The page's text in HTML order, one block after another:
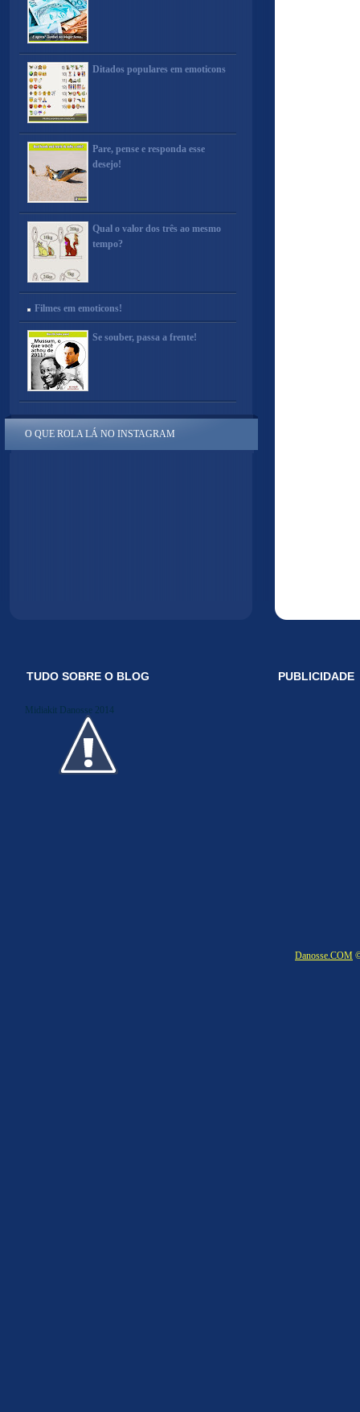
Ditados populares em emoticons
Pare, pense e responda esse
desejo!
Qual o valor dos três ao mesmo
tempo?
Filmes em emoticons!
Se souber, passa a frente!
O QUE ROLA LÁ NO INSTAGRAM
TUDO SOBRE O BLOG
Midiakit Danosse 2014
PUBLICIDADE
Danosse.COM